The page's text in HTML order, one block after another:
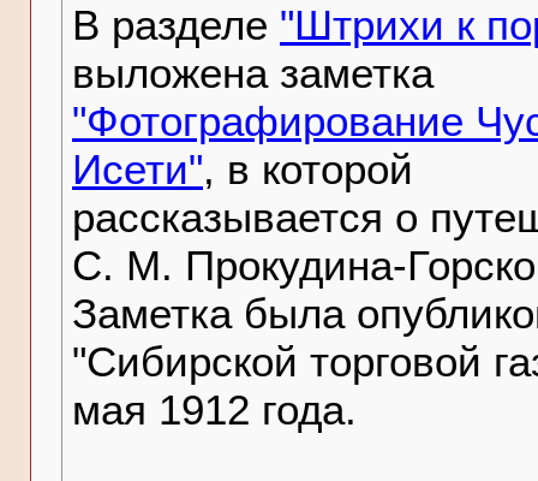
В разделе "Штрихи к
выложена заметка
"Фотографирование
Исети", в которой
рассказывается о
С. М. Прокудина-
Заметка была
"Сибирской торговой
мая 1912 года.